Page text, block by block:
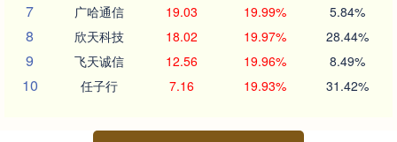
7 广哈通信 19.03 19.99% 5.84%
8 欣天科技 18.02 19.97% 28.44%
9 飞天诚信 12.56 19.96% 8.49%
10 任子行 7.16 19.93% 31.42%